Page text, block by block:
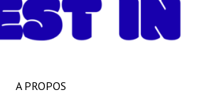
A PROPOS